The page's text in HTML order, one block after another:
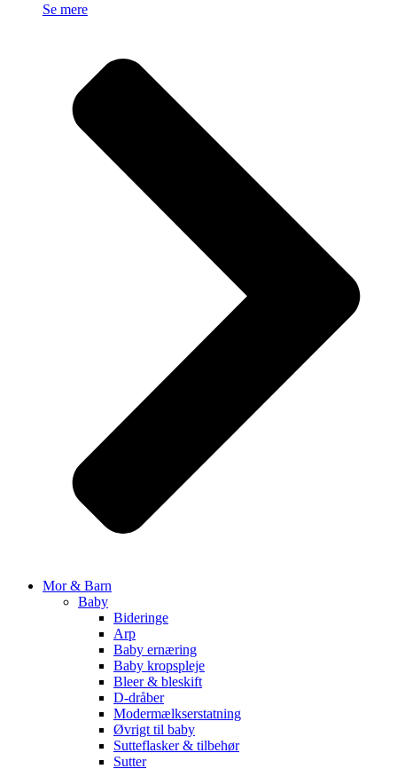
Se mere
Mor & Barn
Baby
Bideringe
Arp
Baby ernæring
Baby kropspleje
Bleer & bleskift
D-dråber
Modermælkserstatning
Øvrigt til baby
Sutteflasker & tilbehør
Sutter